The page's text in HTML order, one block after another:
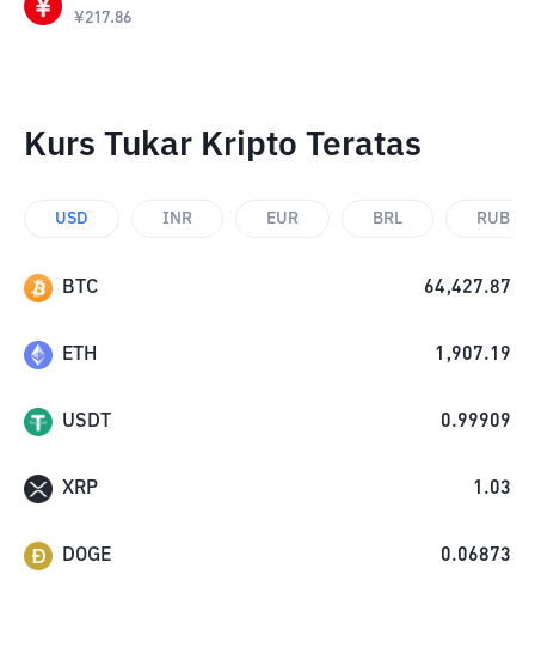
¥217.86
Kurs Tukar Kripto Teratas
USD INR EUR BRL RUB
BTC 64,427.87
ETH 1,907.19
USDT 0.99909
XRP 1.03
DOGE 0.06873